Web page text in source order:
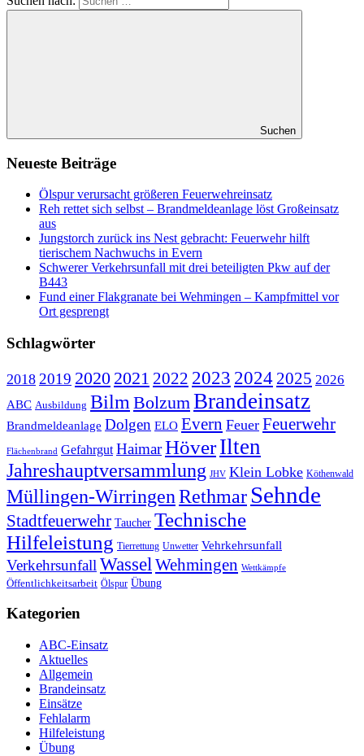
Suchen
Neueste Beiträge
Ölspur verursacht größeren Feuerwehreinsatz
Reh rettet sich selbst – Brandmeldeanlage löst Großeinsatz
aus
Jungstorch zurück ins Nest gebracht: Feuerwehr hilft
tierischem Nachwuchs in Evern
Schwerer Verkehrsunfall mit drei beteiligten Pkw auf der
B443
Fund einer Flakgranate bei Wehmingen – Kampfmittel vor
Ort gesprengt
Schlagwörter
2018 2019 2020 2021 2022 2023 2024 2025 2026
ABC Ausbildung Bilm Bolzum Brandeinsatz
Brandmeldeanlage Dolgen ELO Evern Feuer Feuerwehr
Flächenbrand Gefahrgut HaimarHöverIlten
Jahreshauptversammlung JHV Klein Lobke Köthenwald
Müllingen-WirringenRethmar Sehnde
Stadtfeuerwehr Taucher Technische
Hilfeleistung Tierrettung Unwetter Vehrkehrsunfall
Verkehrsunfall Wassel Wehmingen Wettkämpfe
Öffentlichkeitsarbeit Ölspur Übung
Kategorien
ABC-Einsatz
Aktuelles
Allgemein
Brandeinsatz
Einsätze
Fehlalarm
Hilfeleistung
Übung